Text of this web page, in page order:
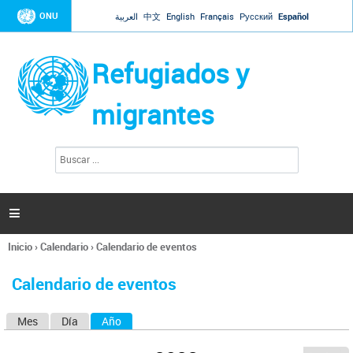
Jump to navigation
ONU العربية 中文 English Français Русский Español
Refugiados y
migrantes
l
s

Se
usted
Inicio›Calendario›Calendario de eventos
Calendario de eventos
Mes Día Año